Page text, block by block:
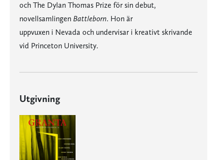
och The Dylan Thomas Prize för sin debut,
novellsamlingen Battleborn. Hon är
uppvuxen i Nevada och undervisar i kreativt skrivande
vid Princeton University.
Utgivning